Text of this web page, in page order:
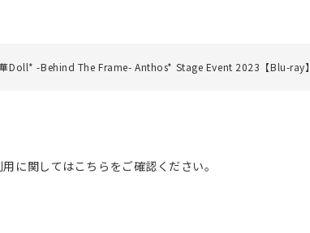
Doll* -Behind The Frame- Anthos* Stage Event 2023【Blu-ray】
に関してはこちらをご確認ください。